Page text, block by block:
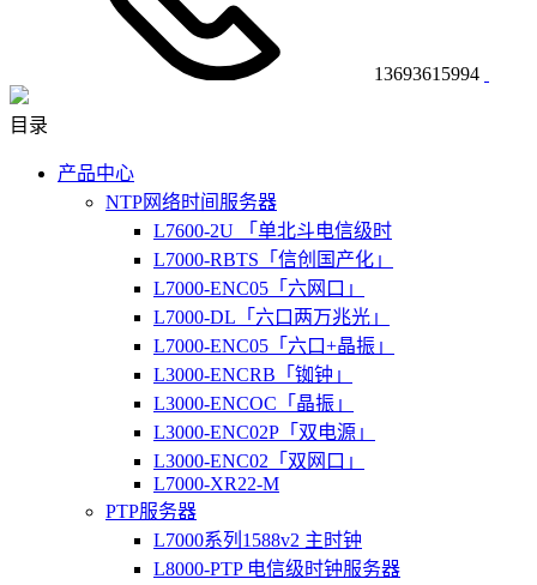
13693615994
目录
产品中心
NTP网络时间服务器
L7600-2U 「单北斗电信级时
L7000-RBTS「信创国产化」
L7000-ENC05「六网口」
L7000-DL「六口两万兆光」
L7000-ENC05「六口+晶振」
L3000-ENCRB「铷钟」
L3000-ENCOC「晶振」
L3000-ENC02P「双电源」
L3000-ENC02「双网口」
L7000-XR22-M
PTP服务器
L7000系列1588v2 主时钟
L8000-PTP 电信级时钟服务器